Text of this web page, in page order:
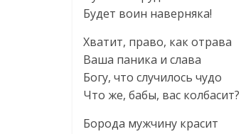
Будет воин наверняка!
Хватит, право, как отрава
Ваша паника и слава
Богу, что случилось чудо
Что же, бабы, вас колбасит?
Борода мужчину красит